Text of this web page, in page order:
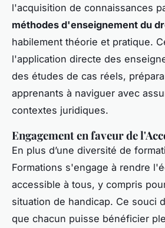
l'acquisition de connaissances
méthodes d'enseignement du
habilement théorie et pratique.
l'application directe des
des études de cas réels,
apprenants à naviguer avec
contextes juridiques.
Engagement en faveur de
En plus d’une diversité de
Formations s'engage à rendre
accessible à tous, y compris
situation de handicap. Ce souci
que chacun puisse bénéficier